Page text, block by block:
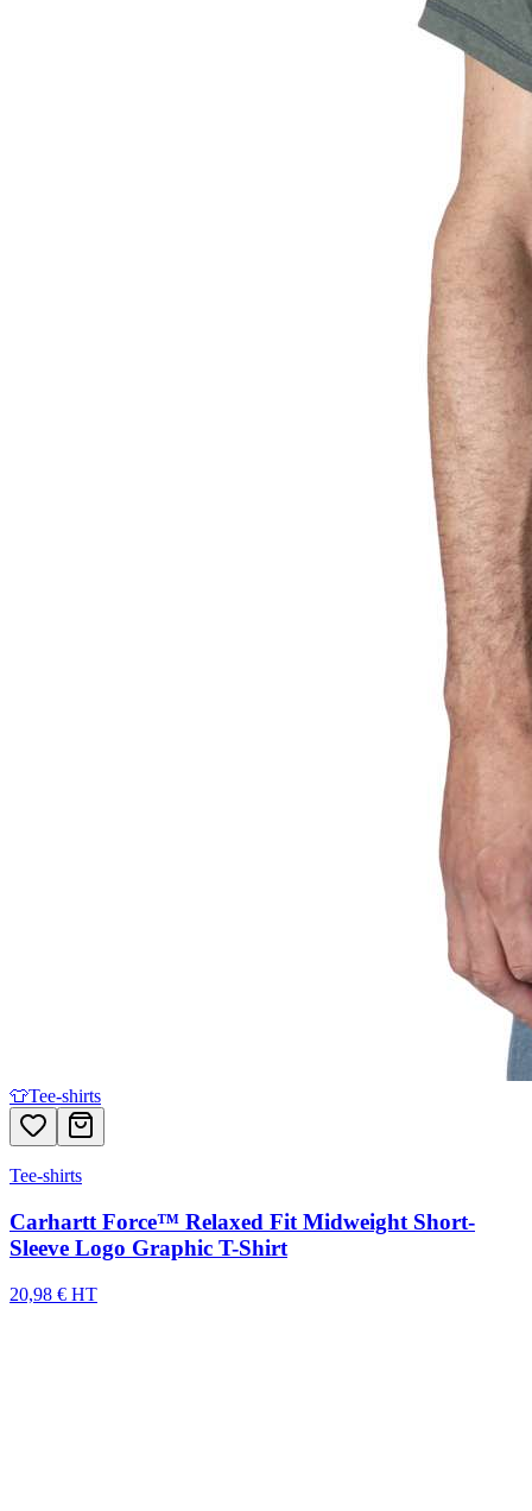
👕Tee-shirts
Tee-shirts
Carhartt Force™ Relaxed Fit Midweight Short-
Sleeve Logo Graphic T-Shirt
20,98 € HT